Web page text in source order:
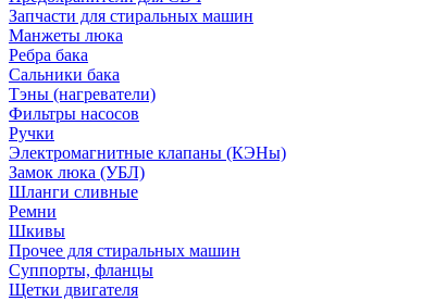
Запчасти для стиральных машин
Манжеты люка
Ребра бака
Сальники бака
Тэны (нагреватели)
Фильтры насосов
Ручки
Электромагнитные клапаны (КЭНы)
Замок люка (УБЛ)
Шланги сливные
Ремни
Шкивы
Прочее для стиральных машин
Суппорты, фланцы
Щетки двигателя